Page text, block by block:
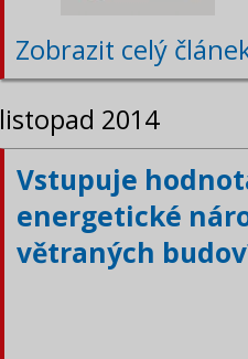
Zobrazit celý
listopad 2014
Vstupuje
energetické
větraných